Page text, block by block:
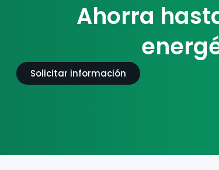
Ahorra
Solicitar información